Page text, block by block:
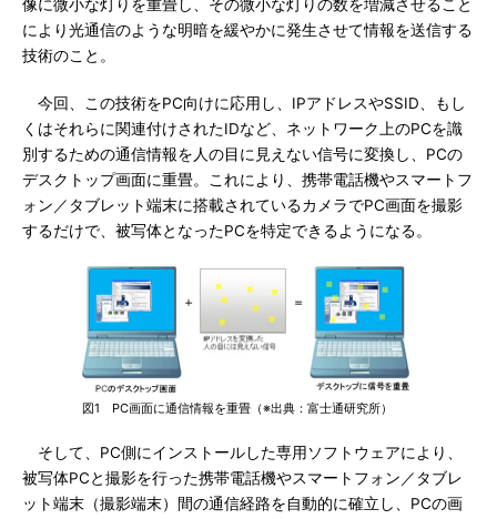
像に微小な灯りを重畳し、その微小な灯りの数を増減させること
により光通信のような明暗を緩やかに発生させて情報を送信する
技術のこと。
今回、この技術をPC向けに応用し、IPアドレスやSSID、もし
くはそれらに関連付けされたIDなど、ネットワーク上のPCを識
別するための通信情報を人の目に見えない信号に変換し、PCの
デスクトップ画面に重畳。これにより、携帯電話機やスマートフ
ォン／タブレット端末に搭載されているカメラでPC画面を撮影
するだけで、被写体となったPCを特定できるようになる。
図1 PC画面に通信情報を重畳（※出典：富士通研究所）
そして、PC側にインストールした専用ソフトウェアにより、
被写体PCと撮影を行った携帯電話機やスマートフォン／タブレ
ット端末（撮影端末）間の通信経路を自動的に確立し、PCの画